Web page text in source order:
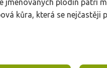
kůra, která se nejčastěji